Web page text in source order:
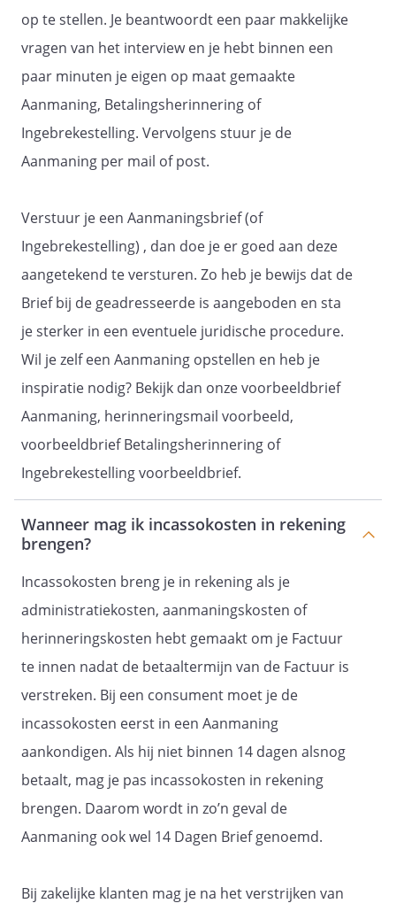
op te stellen. Je beantwoordt een paar makkelijke
vragen van het interview en je hebt binnen een
paar minuten je eigen op maat gemaakte
Aanmaning, Betalingsherinnering of
Ingebrekestelling. Vervolgens stuur je de
Aanmaning per mail of post.
Verstuur je een Aanmaningsbrief (of
Ingebrekestelling) , dan doe je er goed aan deze
aangetekend te versturen. Zo heb je bewijs dat de
Brief bij de geadresseerde is aangeboden en sta
je sterker in een eventuele juridische procedure.
Wil je zelf een Aanmaning opstellen en heb je
inspiratie nodig? Bekijk dan onze voorbeeldbrief
Aanmaning, herinneringsmail voorbeeld,
voorbeeldbrief Betalingsherinnering of
Ingebrekestelling voorbeeldbrief.
Wanneer mag ik incassokosten in rekening
brengen?
Incassokosten breng je in rekening als je
administratiekosten, aanmaningskosten of
herinneringskosten hebt gemaakt om je Factuur
te innen nadat de betaaltermijn van de Factuur is
verstreken. Bij een consument moet je de
incassokosten eerst in een Aanmaning
aankondigen. Als hij niet binnen 14 dagen alsnog
betaalt, mag je pas incassokosten in rekening
brengen. Daarom wordt in zo’n geval de
Aanmaning ook wel 14 Dagen Brief genoemd.
Bij zakelijke klanten mag je na het verstrijken van